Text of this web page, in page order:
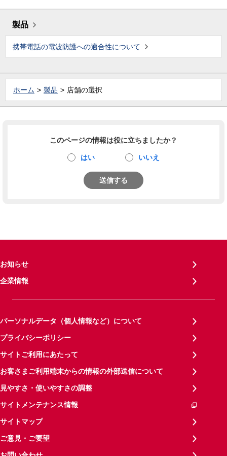
製品
携帯電話の電波防護への適合性について
ホーム 製品 店舗の選択
このページの情報は役に立ちましたか？
はい いいえ
送信する
お知らせ
企業情報
パーソナルデータ（個人情報など）について
プライバシーポリシー
サイトご利用にあたって
お客さまご利用端末からの情報の外部送信について
見やすさ・使いやすさの調整
サイトメンテナンス情報
サイトマップ
ご意見・ご要望